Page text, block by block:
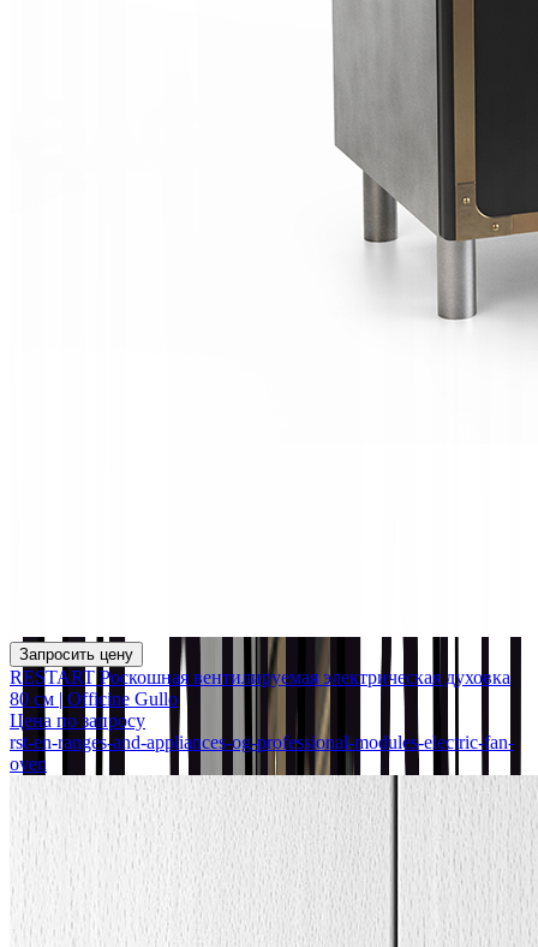
Запросить цену
RESTART Роскошная вентилируемая электрическая духовка
80 см | Officine Gullo
Цена по запросу
rst-en-ranges-and-appliances-og-professional-modules-electric-fan-
oven